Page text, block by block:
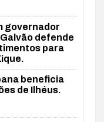
governador
defende
para
beneficia
de Ilhéus.